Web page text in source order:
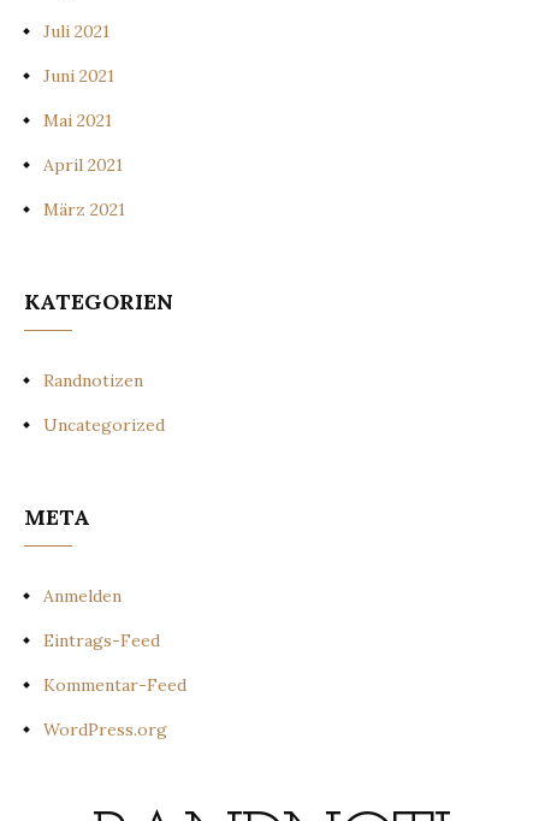
Juli 2021
Juni 2021
Mai 2021
April 2021
März 2021
KATEGORIEN
Randnotizen
Uncategorized
META
Anmelden
Eintrags-Feed
Kommentar-Feed
WordPress.org